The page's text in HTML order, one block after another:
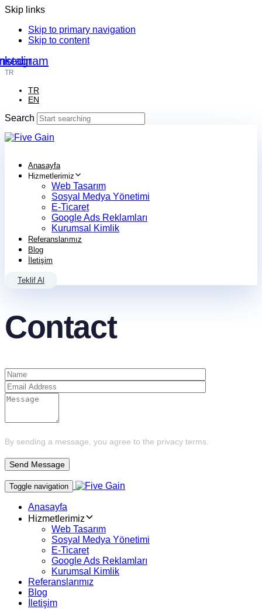
Skip links
Skip to primary navigation
Skip to content
TR
TR
EN
Search
Anasayfa
Hizmetlerimiz
Web Tasarım
Sosyal Medya Yönetimi
E-Ticaret
Google Ads Reklamları
Kurumsal Kimlik
Referanslarımız
Blog
İletişim
Teklif Al
Contact
By sending a message, you agree to the privacy terms.
Toggle navigation
Anasayfa
Hizmetlerimiz
Web Tasarım
Sosyal Medya Yönetimi
E-Ticaret
Google Ads Reklamları
Kurumsal Kimlik
Referanslarımız
Blog
İletişim